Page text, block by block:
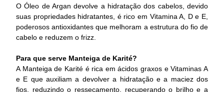
O Óleo de Argan devolve a hidratação dos cabelos, devido
suas propriedades hidratantes, é rico em Vitamina A, D e E,
poderosos antioxidantes que melhoram a estrutura do fio de
cabelo e reduzem o frizz.
Para que serve Manteiga de Karité?
A Manteiga de Karité é rica em ácidos graxos e Vitaminas A
e E que auxiliam a devolver a hidratação e a maciez dos
fios, reduzindo o ressecamento, recuperando o brilho e a